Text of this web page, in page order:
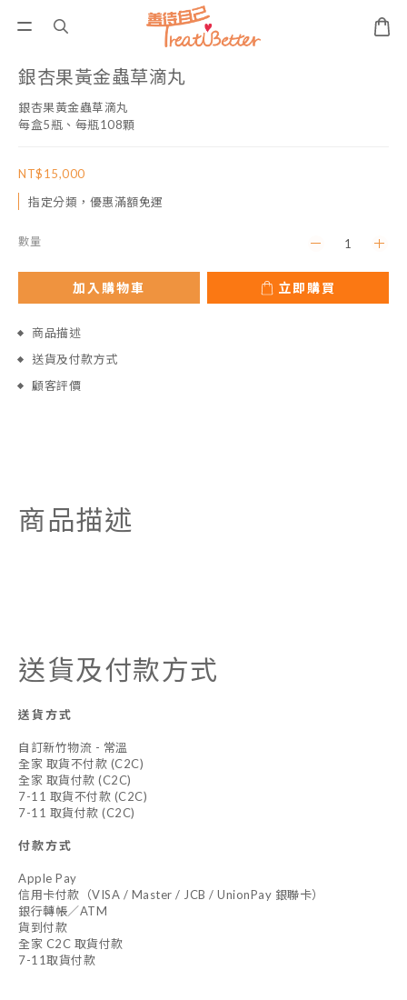
銀杏果黃金蟲草滴丸
銀杏果黃金蟲草滴丸
每盒5瓶、每瓶108顆
NT$15,000
指定分類，優惠滿額免運
數量
加入購物車 立即購買
商品描述
送貨及付款方式
顧客評價
商品描述
送貨及付款方式
送貨方式
自訂新竹物流 - 常溫
全家 取貨不付款 (C2C)
全家 取貨付款 (C2C)
7-11 取貨不付款 (C2C)
7-11 取貨付款 (C2C)
付款方式
Apple Pay
信用卡付款（VISA / Master / JCB / UnionPay 銀聯卡）
銀行轉帳／ATM
貨到付款
全家 C2C 取貨付款
7-11取貨付款